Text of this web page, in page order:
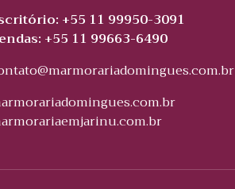
+55 11 99950-3091
+55 11 99663-6490